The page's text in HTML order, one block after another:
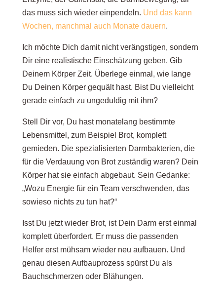
das muss sich wieder einpendeln. Und das kann
Wochen, manchmal auch Monate dauern.
Ich möchte Dich damit nicht verängstigen, sondern
Dir eine realistische Einschätzung geben. Gib
Deinem Körper Zeit. Überlege einmal, wie lange
Du Deinen Körper gequält hast. Bist Du vielleicht
gerade einfach zu ungeduldig mit ihm?
Stell Dir vor, Du hast monatelang bestimmte
Lebensmittel, zum Beispiel Brot, komplett
gemieden. Die spezialisierten Darmbakterien, die
für die Verdauung von Brot zuständig waren? Dein
Körper hat sie einfach abgebaut. Sein Gedanke:
„Wozu Energie für ein Team verschwenden, das
sowieso nichts zu tun hat?“
Isst Du jetzt wieder Brot, ist Dein Darm erst einmal
komplett überfordert. Er muss die passenden
Helfer erst mühsam wieder neu aufbauen. Und
genau diesen Aufbauprozess spürst Du als
Bauchschmerzen oder Blähungen.